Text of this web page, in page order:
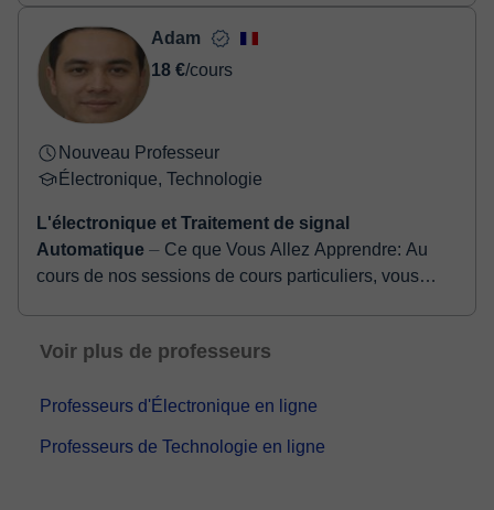
Adam
18 €/cours
Nouveau Professeur
Électronique, Technologie
L'électronique et Traitement de signal
Automatique ⏤ Ce que Vous Allez Apprendre: Au
cours de nos sessions de cours particuliers, vous
Voir plus de professeurs
Professeurs d'Électronique en ligne
Professeurs de Technologie en ligne